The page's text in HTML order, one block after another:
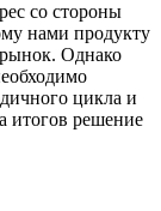
со стороны
нами продукту
Однако
цикла и
итогов решение